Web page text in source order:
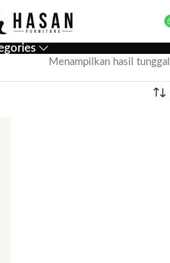
Menampilkan hasil tunggal